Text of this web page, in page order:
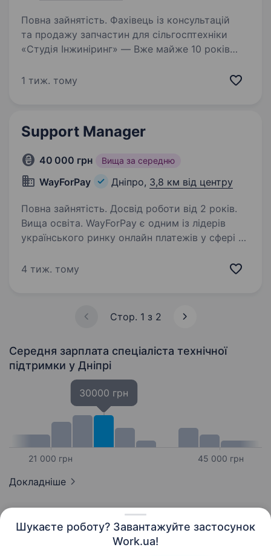
Шукаєте роботу? Завантажуйте застосунок
Work.ua!
Повна зайнятість. Фахівець із консультацій
та продажу запчастин для сільгосптехніки
«Студія Інжиніринг» — Вже майже 10 років
запчастинами та комплектуючими до
1 тиж. тому
Support Manager
40 000 грн Вища за середню
WayForPay Дніпро, 3,8 км від центру
Повна зайнятість. Досвід роботи від 2 років.
Вища освіта. WayForPay є одним із лідерів
українського ринку онлайн платежів у сфері e-
та суспільно важлива компанія, зі значною
4 тиж. тому
Стор. 1 з 2
Середня зарплата спеціаліста технічної
підтримки у Дніпрі
21 000 грн
30000 грн
45 000 грн
Докладніше